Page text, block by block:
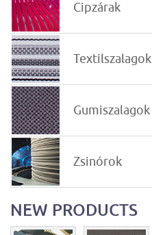
Cipzárak
Textilszalagok
Gumiszalagok
Zsinórok
NEW PRODUCTS